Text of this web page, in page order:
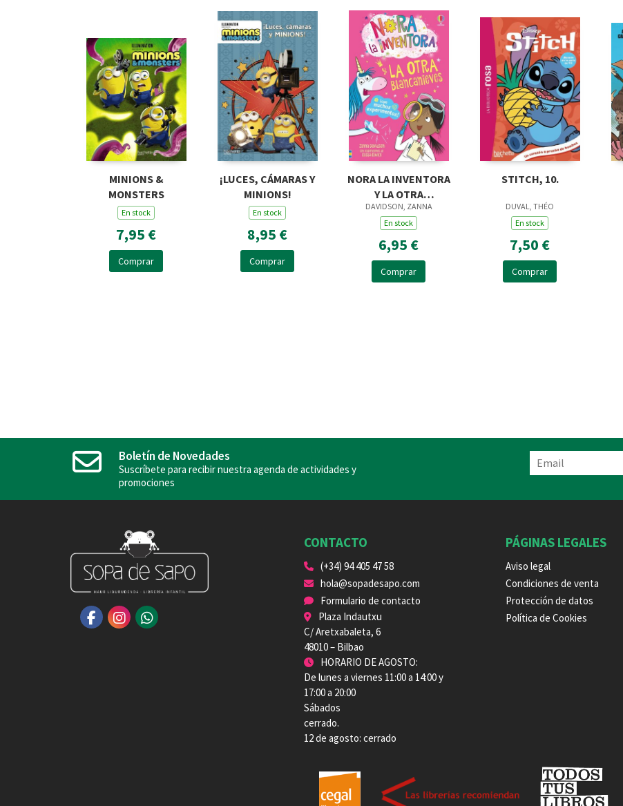
MINIONS &
MONSTERS
En stock
7,95 €
Comprar
¡LUCES, CÁMARAS Y
MINIONS!
En stock
8,95 €
Comprar
NORA LA INVENTORA
Y LA OTRA
BLANCANIEVES -
LIBRO 7
DAVIDSON, ZANNA
En stock
6,95 €
Comprar
STITCH, 10.
DUVAL, THÉO
En stock
7,50 €
Comprar
Boletín de Novedades
Suscríbete para recibir nuestra agenda de actividades y
promociones
CONTACTO
(+34) 94 405 47 58
hola@sopadesapo.com
Formulario de contacto
Plaza Indautxu
C/ Aretxabaleta, 6
48010 – Bilbao
HORARIO DE AGOSTO:
De lunes a viernes 11:00 a 14:00 y
17:00 a 20:00
Sábados
cerrado.
12 de agosto: cerrado
PÁGINAS LEGALES
Aviso legal
Condiciones de venta
Protección de datos
Política de Cookies